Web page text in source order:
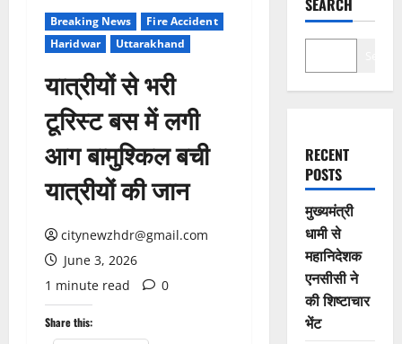
Breaking News
Fire Accident
Haridwar
Uttarakhand
यात्रीयों से भरी
टूरिस्ट बस में लगी
आग बामुश्किल बची
यात्रीयों की जान
citynewzhdr@gmail.com
June 3, 2026
1 minute read
0
Share this:
SEARCH
RECENT
POSTS
मुख्यमंत्री
धामी से
महानिदेशक
एनसीसी ने
की शिष्टाचार
भेंट